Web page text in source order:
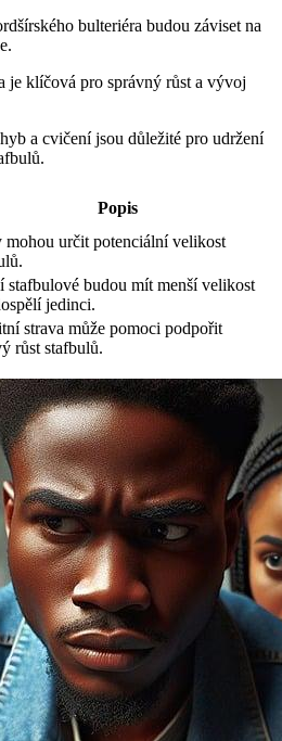
bulteriéra budou záviset na
je klíčová pro správný růst a vývoj
a cvičení jsou důležité pro udržení
Popis
mohou určit potenciální velikost
stafbulové budou mít menší velikost
jedinci.
strava může pomoci podpořit
růst stafbulů.